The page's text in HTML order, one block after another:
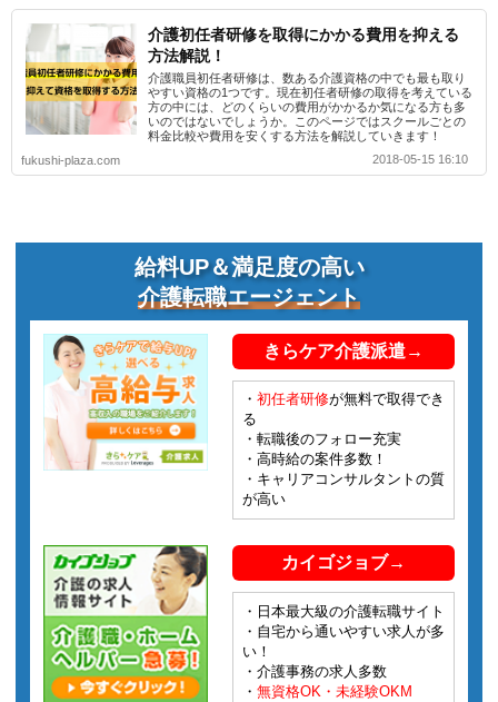
介護初任者研修を取得にかかる費用を抑える
方法解説！
介護職員初任者研修は、数ある介護資格の中でも最も取り
やすい資格の1つです。現在初任者研修の取得を考えている
方の中には、どのくらいの費用がかかるか気になる方も多
いのではないでしょうか。このページではスクールごとの
料金比較や費用を安くする方法を解説していきます！
fukushi-plaza.com
2018-05-15 16:10
給料UP＆満足度の高い
介護転職エージェント
きらケア介護派遣→
・ 初任者研修が無料で取得でき
る
・転職後のフォロー充実
・高時給の案件多数！
・キャリアコンサルタントの質
が高い
カイゴジョブ→
・日本最大級の介護転職サイト
・自宅から通いやすい求人が多
い！
・介護事務の求人多数
・ 無資格OK・未経験OKM